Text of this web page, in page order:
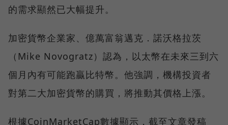
的需求顯然已大幅提升。
加密貨幣企業家、億萬富翁邁克．諾沃格拉茨
（Mike Novogratz）認為，以太幣在未來三到六
個月內有可能跑贏比特幣。他強調，機構投資者
對第二大加密貨幣的購買，將推動其價格上漲。
根據CoinMarketCap數據顯示，截至文章發稿